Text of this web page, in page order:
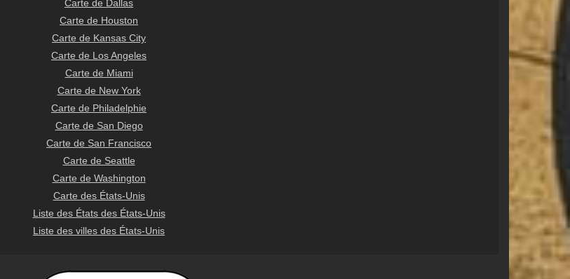
Carte de Dallas
Carte de Houston
Carte de Kansas City
Carte de Los Angeles
Carte de Miami
Carte de New York
Carte de Philadelphie
Carte de San Diego
Carte de San Francisco
Carte de Seattle
Carte de Washington
Carte des États-Unis
Liste des États des États-Unis
Liste des villes des États-Unis